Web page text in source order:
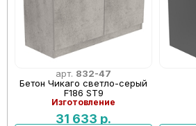
арт. 832-47
Бетон Чикаго светло-серый
F186 ST9
Изготовление
31 633 р.